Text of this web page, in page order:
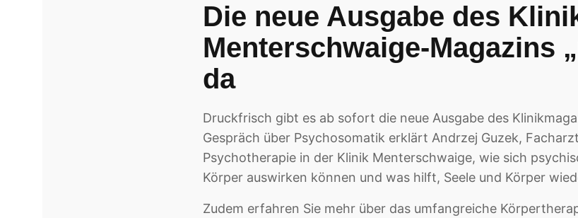
Die neue Ausgabe des
Menterschwaige-Magazins
da
Druckfrisch gibt es ab sofort die neue Ausgabe des
Gespräch über Psychosomatik erklärt Andrzej Guzek,
Psychotherapie in der Klinik Menterschwaige, wie sich
Körper auswirken können und was hilft, Seele und Körper
Zudem erfahren Sie mehr über das umfangreiche